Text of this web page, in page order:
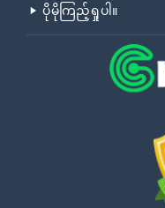
ပိုမိုကြည့်ရှုပါ။